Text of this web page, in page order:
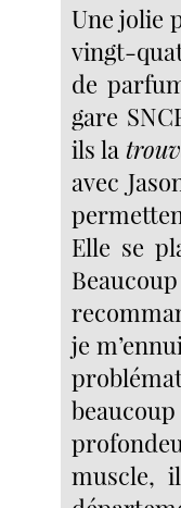
Une jolie
vingt-
de
gare
ils la
avec
Elle se
je
muscle,